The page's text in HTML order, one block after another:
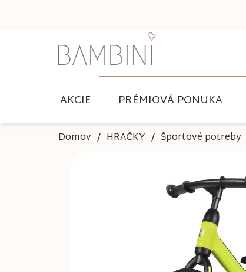
AKCIE PRÉMIOVÁ PONUKA
Domov HRAČKY Športové potreby